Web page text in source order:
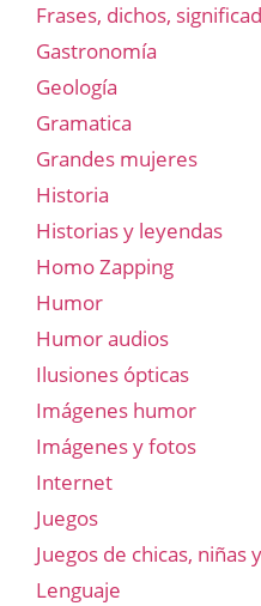
Frases, dichos,
Gastronomía
Geología
Gramatica
Grandes mujeres
Historia
Historias y leyendas
Homo Zapping
Humor
Humor audios
Ilusiones ópticas
Imágenes humor
Imágenes y fotos
Internet
Juegos
Juegos de chicas, niñas
Lenguaje